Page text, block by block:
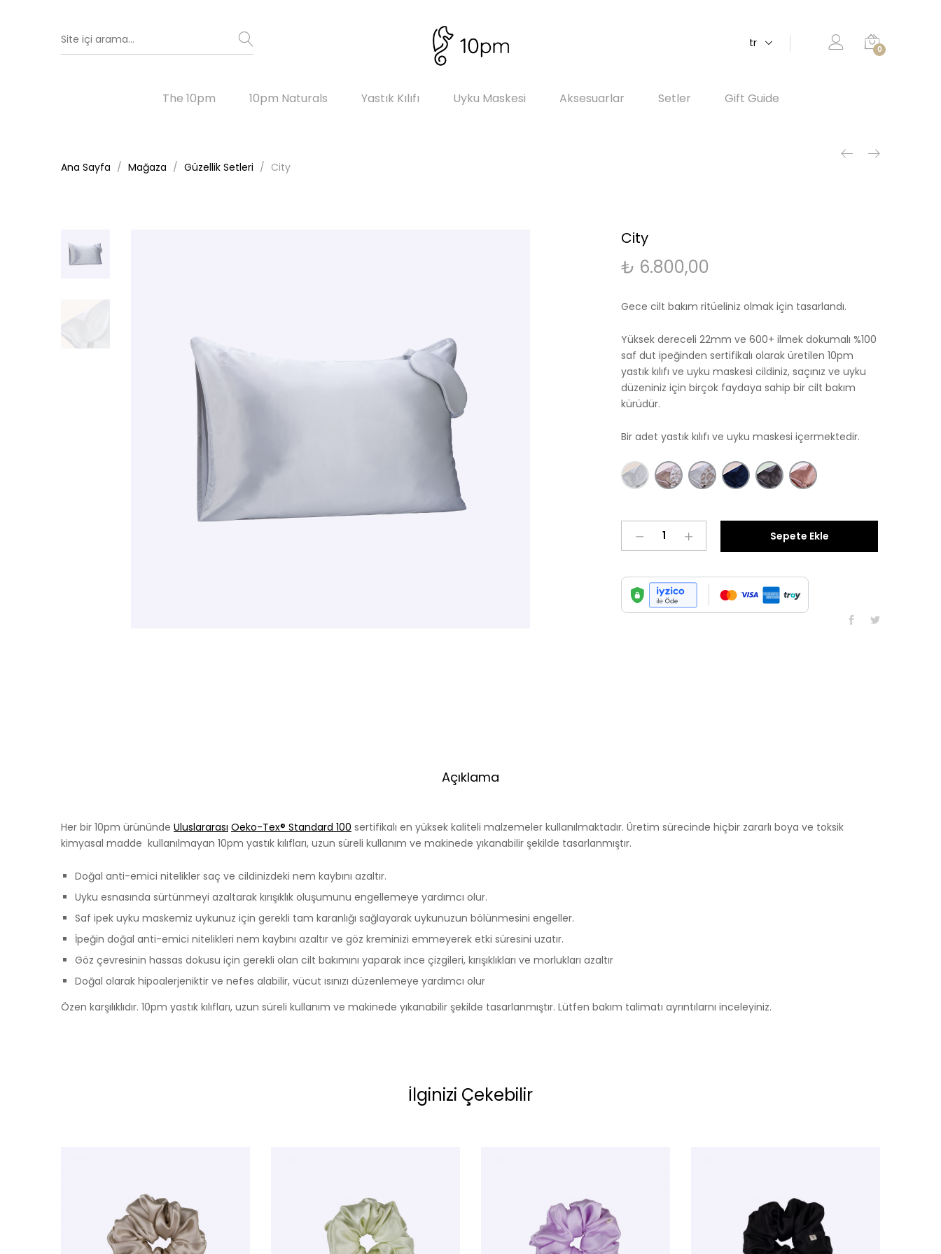
tr 0
The 10pm 10pm Naturals Yastık Kılıfı Uyku Maskesi Aksesuarlar Setler Gift Guide
Ana Sayfa Mağaza Güzellik Setleri City
City
₺ 6.800,00
Gece cilt bakım ritüeliniz olmak için tasarlandı.
Yüksek dereceli 22mm ve 600+ ilmek dokumalı %100
saf dut ipeğinden sertifikalı olarak üretilen 10pm
yastık kılıfı ve uyku maskesi cildiniz, saçınız ve uyku
düzeniniz için birçok faydaya sahip bir cilt bakım
kürüdür.
Bir adet yastık kılıfı ve uyku maskesi içermektedir.
Sepete Ekle
Açıklama
Her bir 10pm ürününde Uluslararası Oeko-Tex® Standard 100 sertifikalı en yüksek kaliteli malzemeler kullanılmaktadır. Üretim sürecinde hiçbir zararlı boya ve toksik
kimyasal madde kullanılmayan 10pm yastık kılıfları, uzun süreli kullanım ve makinede yıkanabilir şekilde tasarlanmıştır.
Doğal anti-emici nitelikler saç ve cildinizdeki nem kaybını azaltır.
Uyku esnasında sürtünmeyi azaltarak kırışıklık oluşumunu engellemeye yardımcı olur.
Saf ipek uyku maskemiz uykunuz için gerekli tam karanlığı sağlayarak uykunuzun bölünmesini engeller.
İpeğin doğal anti-emici nitelikleri nem kaybını azaltır ve göz kreminizi emmeyerek etki süresini uzatır.
Göz çevresinin hassas dokusu için gerekli olan cilt bakımını yaparak ince çizgileri, kırışıklıkları ve morlukları azaltır
Doğal olarak hipoalerjeniktir ve nefes alabilir, vücut ısınızı düzenlemeye yardımcı olur
Özen karşılıklıdır. 10pm yastık kılıfları, uzun süreli kullanım ve makinede yıkanabilir şekilde tasarlanmıştır. Lütfen bakım talimatı ayrıntılarnı inceleyiniz.
İlginizi Çekebilir